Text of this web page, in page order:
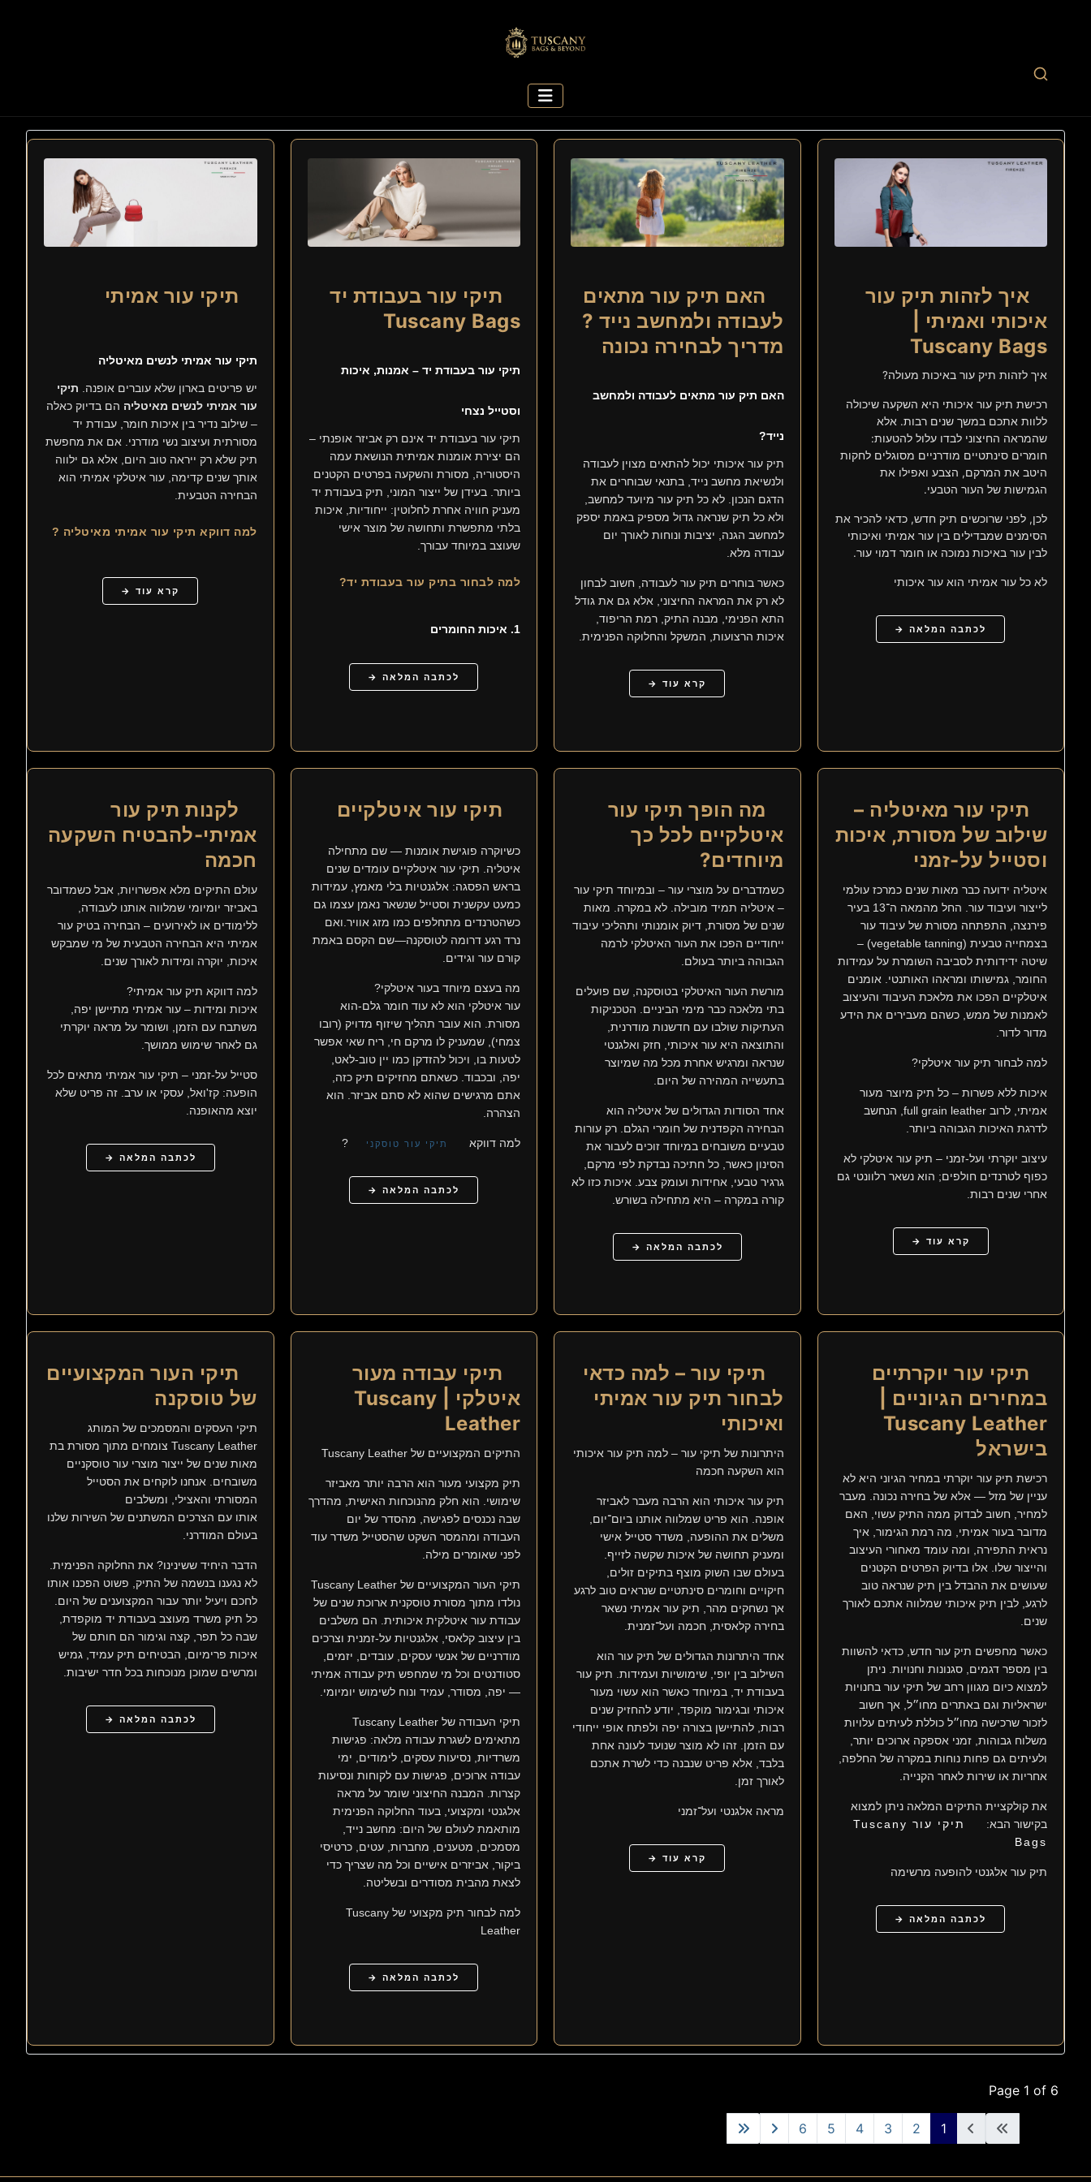
איך לזהות תיק עור
איכותי ואמיתי |
Tuscany Bags
איך לזהות תיק עור באיכות מעולה?
רכישת תיק עור איכותי היא השקעה שיכולה
ללוות אתכם במשך שנים רבות. אלא
שהמראה החיצוני לבדו עלול להטעות:
חומרים סינתטיים מודרניים מסוגלים לחקות
היטב את המרקם, הצבע ואפילו את
הגמישות של העור הטבעי.
לכן, לפני שרוכשים תיק חדש, כדאי להכיר את
הסימנים שמבדילים בין עור אמיתי ואיכותי
לבין עור באיכות נמוכה או חומר דמוי עור.
לא כל עור אמיתי הוא עור איכותי
לכתבה המלאה →
האם תיק עור מתאים
לעבודה ולמחשב נייד ?
מדריך לבחירה נכונה
האם תיק עור מתאים לעבודה ולמחשב
נייד?
תיק עור איכותי יכול להתאים מצוין לעבודה
ולנשיאת מחשב נייד, בתנאי שבוחרים את
הדגם הנכון. לא כל תיק עור מיועד למחשב,
ולא כל תיק שנראה גדול מספיק באמת יספק
למחשב הגנה, יציבות ונוחות לאורך יום
עבודה מלא.
כאשר בוחרים תיק עור לעבודה, חשוב לבחון
לא רק את המראה החיצוני, אלא גם את גודל
התא הפנימי, מבנה התיק, רמת הריפוד,
איכות הרצועות, המשקל והחלוקה הפנימית.
קרא עוד →
תיקי עור בעבודת יד
Tuscany Bags
תיקי עור בעבודת יד – אמנות, איכות
וסטייל נצחי
תיקי עור בעבודת יד אינם רק אביזר אופנתי –
הם יצירת אומנות אמיתית הנושאת עמה
היסטוריה, מסורת והשקעה בפרטים הקטנים
ביותר. בעידן של ייצור המוני, תיק בעבודת יד
מעניק חוויה אחרת לחלוטין: ייחודיות, איכות
בלתי מתפשרת ותחושה של מוצר אישי
שעוצב במיוחד עבורך.
למה לבחור בתיק עור בעבודת יד?
1. איכות החומרים
לכתבה המלאה →
תיקי עור אמיתי
תיקי עור אמיתי לנשים מאיטליה
יש פריטים בארון שלא עוברים אופנה. תיקי
עור אמיתי לנשים מאיטליה הם בדיוק כאלה
– שילוב נדיר בין איכות חומר, עבודת יד
מסורתית ועיצוב נשי מודרני. אם את מחפשת
תיק שלא רק ייראה טוב היום, אלא גם ילווה
אותך שנים קדימה, עור איטלקי אמיתי הוא
הבחירה הטבעית.
למה דווקא תיקי עור אמיתי מאיטליה ?
קרא עוד →
תיקי עור מאיטליה –
שילוב של מסורת, איכות
וסטייל על-זמני
איטליה ידועה כבר מאות שנים כמרכז עולמי
לייצור ועיבוד עור. החל מהמאה ה־13 בעיר
פירנצה, התפתחה מסורת של עיבוד עור
בצמחייה טבעית (vegetable tanning) –
שיטה ידידותית לסביבה השומרת על עמידות
החומר, גמישותו ומראהו האותנטי. אומנים
איטלקיים הפכו את מלאכת העיבוד והעיצוב
לאמנות של ממש, כשהם מעבירים את הידע
מדור לדור.
למה לבחור תיק עור איטלקי?
איכות ללא פשרות – כל תיק מיוצר מעור
אמיתי, לרוב full grain leather, הנחשב
לדרגת האיכות הגבוהה ביותר.
עיצוב יוקרתי ועל-זמני – תיק עור איטלקי לא
כפוף לטרנדים חולפים; הוא נשאר רלוונטי גם
אחרי שנים רבות.
קרא עוד →
מה הופך תיקי עור
איטלקיים לכל כך
מיוחדים?
כשמדברים על מוצרי עור – ובמיוחד תיקי עור
– איטליה תמיד מובילה. לא במקרה. מאות
שנים של מסורת, דיוק אומנותי ותהליכי עיבוד
ייחודיים הפכו את העור האיטלקי לרמה
הגבוהה ביותר בעולם.
מורשת העור האיטלקי בטוסקנה, שם פועלים
בתי מלאכה כבר מימי הביניים. הטכניקות
העתיקות שולבו עם חדשנות מודרנית,
והתוצאה היא עור איכותי, חזק ואלגנטי
שנראה ומרגיש אחרת מכל מה שמיוצר
בתעשייה המהירה של היום.
אחד הסודות הגדולים של איטליה הוא
הבחירה הקפדנית של חומרי הגלם. רק עורות
טבעיים משובחים במיוחד זוכים לעבור את
הסינון כאשר, כל חתיכה נבדקת לפי מרקם,
גרגיר טבעי, אחידות ועומק צבע. איכות כזו לא
קורה במקרה – היא מתחילה בשורש.
לכתבה המלאה →
תיקי עור איטלקיים
כשיוקרה פוגישת אומנות — שם מתחילה
איטליה. תיקי עור איטלקיים עומדים שנים
בראש הפסגה: אלגנטיות בלי מאמץ, עמידות
כמעט עקשנית וסטייל שנשאר נאמן עצמו גם
כשהטרנדים מתחלפים כמו מזג אוויר.ואם
נרד רגע דרומה לטוסקנה—שם הקסם באמת
קורם עור וגידים.
מה בעצם מיוחד בעור איטלקי?
עור איטלקי הוא לא עוד חומר גלם-הוא
מסורת. הוא עובר תהליך שיזוף מדויק (רובו
צמחי), שמעניק לו מרקם חי, ריח שאי אפשר
לטעות בו, ויכול להזדקן כמו יין טוב-לאט,
יפה, ובכבוד. כשאתם מחזיקים תיק כזה,
אתם מרגישים שהוא לא סתם אביזר. הוא
הצהרה.
למה דווקא תיקי עור טוסקני ?
לכתבה המלאה →
לקנות תיק עור
אמיתי-להבטיח השקעה
חכמה
עולם התיקים מלא אפשרויות, אבל כשמדובר
באביזר יומיומי שמלווה אותנו לעבודה,
ללימודים או לאירועים – הבחירה בטיק עור
אמיתי היא הבחירה הטבעית של מי שמבקש
איכות, יוקרה ומידות לאורך שנים.
למה דווקא תיק עור אמיתי?
איכות ומידות – עור אמיתי מתיישן יפה,
משתבח עם הזמן, ושומר על מראה יוקרתי
גם לאחר שימוש ממושך.
סטייל על-זמני – תיקי עור אמיתי מתאים לכל
הופעה: קז'ואל, עסקי או ערב. זה פריט שלא
יוצא מהאופנה.
לכתבה המלאה →
תיקי עור יוקרתיים
במחירים הגיוניים |
Tuscany Leather
בישראל
רכישת תיק עור יוקרתי במחיר הגיוני היא לא
עניין של מזל — אלא של בחירה נכונה. מעבר
למחיר, חשוב לבדוק ממה התיק עשוי, האם
מדובר בעור אמיתי, מה רמת הגימור, איך
נראית התפירה, ומה עומד מאחורי העיצוב
והייצור שלו. אלו בדיוק הפרטים הקטנים
שעושים את ההבדל בין תיק שנראה טוב
לרגע, לבין תיק איכותי שמלווה אתכם לאורך
שנים.
כאשר מחפשים תיק עור חדש, כדאי להשוות
בין מספר דגמים, סגנונות וחנויות. ניתן
למצוא כיום מגוון רחב של תיקי עור בחנויות
ישראליות וגם באתרים מחו״ל, אך חשוב
לזכור שרכישה מחו״ל כוללת לעיתים עלויות
משלוח גבוהות, זמני אספקה ארוכים יותר,
ולעיתים גם פחות נוחות במקרה של החלפה,
אחריות או שירות לאחר הקנייה.
את קולקציית התיקים המלאה ניתן למצוא
בקישור הבא:
תיקי עור Tuscany
Bags
תיק עור אלגנטי להופעה מרשימה
לכתבה המלאה →
תיקי עור – למה כדאי
לבחור תיק עור אמיתי
ואיכותי
היתרונות של תיקי עור – למה תיק עור איכותי
הוא השקעה חכמה
תיק עור איכותי הוא הרבה מעבר לאביזר
אופנה. הוא פריט שמלווה אותנו ביום־יום,
משלים את ההופעה, משדר סטייל אישי
ומעניק תחושה של איכות שקשה לזייף.
בעולם שבו השוק מוצף בתיקים זולים,
חיקויים וחומרים סינתטיים שנראים טוב לרגע
אך נשחקים מהר, תיק עור אמיתי נשאר
בחירה קלאסית, חכמה ועל־זמנית.
אחד היתרונות הגדולים של תיק עור הוא
השילוב בין יופי, שימושיות ועמידות. תיק עור
בעבודת יד, במיוחד כאשר הוא עשוי מעור
איכותי ובגימור מוקפד, יודע להחזיק שנים
רבות, להתיישן בצורה יפה ולפתח אופי ייחודי
עם הזמן. זהו לא מוצר שנועד לעונה אחת
בלבד, אלא פריט שנבנה כדי לשרת אתכם
לאורך זמן.
מראה אלגנטי ועל־זמני
קרא עוד →
תיקי עבודה מעור
איטלקי | Tuscany
Leather
התיקים המקצועיים של Tuscany Leather
תיק מקצועי מעור הוא הרבה יותר מאביזר
שימושי. הוא חלק מהנוכחות האישית, מהדרך
שבה נכנסים לפגישה, מהסדר של יום
העבודה ומהמסר השקט שהסטייל משדר עוד
לפני שאומרים מילה.
תיקי העור המקצועיים של Tuscany Leather
נולדו מתוך מסורת טוסקנית ארוכת שנים של
עבודת עור איטלקית איכותית. הם משלבים
בין עיצוב קלאסי, אלגנטיות על-זמנית וצרכים
מודרניים של אנשי עסקים, עובדים, יזמים,
סטודנטים וכל מי שמחפש תיק עבודה אמיתי
— יפה, מסודר, עמיד ונוח לשימוש יומיומי.
תיקי העבודה של Tuscany Leather
מתאימים לשגרת עבודה מלאה: פגישות
משרדיות, נסיעות עסקים, לימודים, ימי
עבודה ארוכים, פגישות עם לקוחות ונסיעות
קצרות. המבנה החיצוני שומר על מראה
אלגנטי ומקצועי, בעוד החלוקה הפנימית
מותאמת לעולם של היום: מחשב נייד,
מסמכים, מטענים, מחברות, עטים, כרטיסי
ביקור, אביזרים אישיים וכל מה שצריך כדי
לצאת מהבית מסודרים ובשליטה.
למה לבחור תיק מקצועי של Tuscany
Leather
לכתבה המלאה →
תיקי העור המקצועיים
של טוסקנה
תיקי העסקים והמסמכים של המותג
Tuscany Leather צומחים מתוך מסורת בת
מאות שנים של ייצור מוצרי עור טוסקניים
משובחים. אנחנו לוקחים את הסטייל
המסורתי והאצילי, ומשלבים
אותו עם הצרכים המשתנים של השירות שלנו
בעולם המודרני.
הדבר היחיד ששינינו? את החלוקה הפנימית.
לא נגענו בנשמה של התיק, פשוט הפכנו אותו
לחכם ויעיל יותר עבור המקצוענים של היום.
כל תיק משרד מעוצב בעבודת יד מוקפדת,
שבה כל תפר, קצה וגימור הם חותם של
איכות פרימיום, הבטיחים תיק עמיד, גמיש
ומרשים שמוכן מנוכחות בכל חדר ישיבות.
לכתבה המלאה →
Page 1 of 6
1
2
3
4
5
6